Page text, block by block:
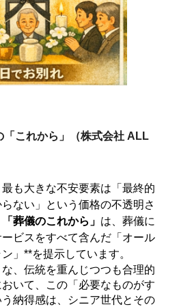
「これから」（株式会社 ALL
も大きな不安要素は「最終的
ない」という価格の不透明さ
「葬儀のこれから」 は、葬儀に
ビスをすべて含んだ「オール
」**を提示しています。
、伝統を重んじつつも合理的
いて、この「必要なものがす
納得感は、シニア世代とその